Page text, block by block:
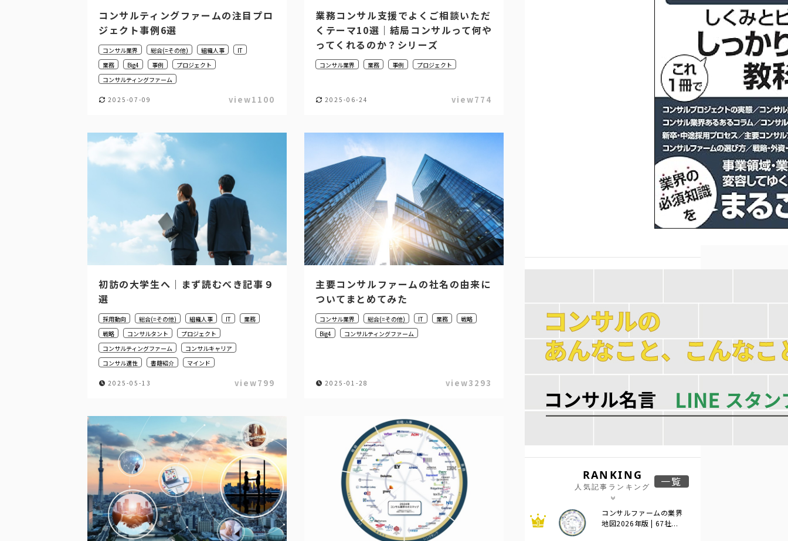
コンサルティングファームの注目プロ
ジェクト事例6選
コンサル業界 総合(=その他) 組織人事
IT
業務
Big4 事例
プロジェクト
コンサルティングファーム
2025-07-09 view1100
業務コンサル支援でよくご相談いただ
くテーマ10選｜結局コンサルって何や
ってくれるのか？シリーズ
コンサル業界 業務 事例 プロジェクト
2025-06-24 view774
初訪の大学生へ｜まず読むべき記事９
選
採用動向 総合(=その他) 組織人事 IT
業務
戦略
コンサルタント
プロジェクト
コンサルティングファーム
コンサルキャリア
コンサル適性
書籍紹介 マインド
2025-05-13 view799
主要コンサルファームの社名の由来に
ついてまとめてみた
コンサル業界 総合(=その他) IT 業務
戦略
Big4
コンサルティングファーム
2025-01-28 view3293
RANKING
人気記事ランキング 一覧
コンサルファームの業界
地図2026年版 | 67社...